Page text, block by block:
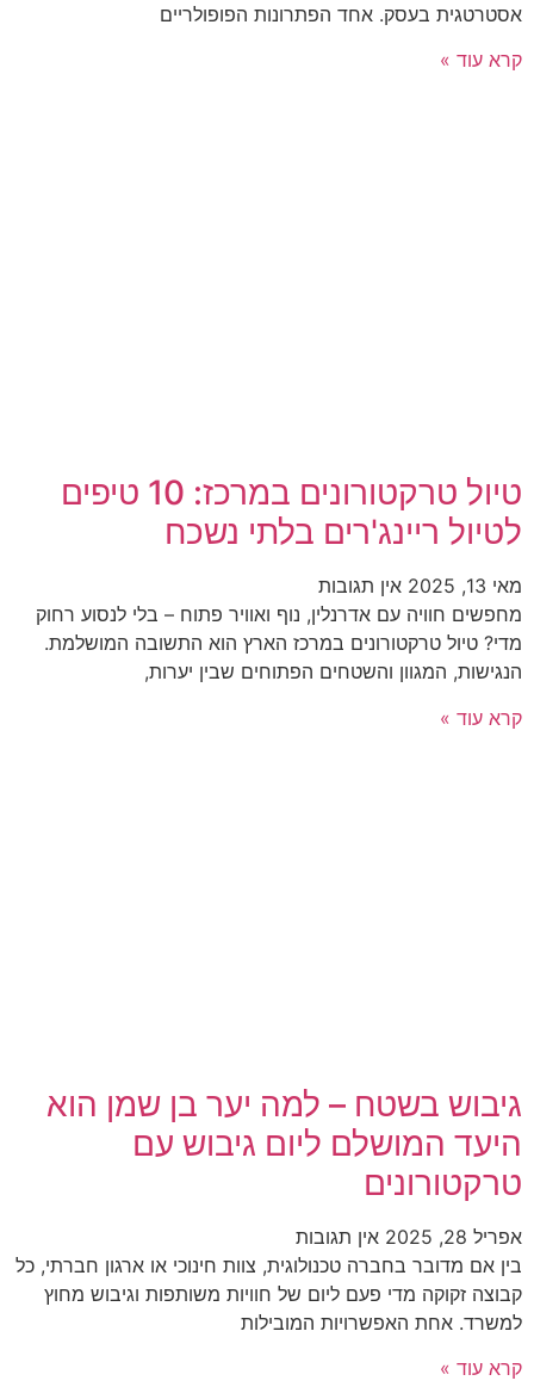
אסטרטגית בעסק. אחד הפתרונות הפופולריים
קרא עוד »
טיול טרקטורונים במרכז: 10 טיפים
לטיול ריינג'רים בלתי נשכח
מאי 13, 2025
אין תגובות
מחפשים חוויה עם אדרנלין, נוף ואוויר פתוח – בלי לנסוע רחוק
מדי? טיול טרקטורונים במרכז הארץ הוא התשובה המושלמת.
הנגישות, המגוון והשטחים הפתוחים שבין יערות,
קרא עוד »
גיבוש בשטח – למה יער בן שמן הוא
היעד המושלם ליום גיבוש עם
טרקטורונים
אפריל 28, 2025
אין תגובות
בין אם מדובר בחברה טכנולוגית, צוות חינוכי או ארגון חברתי, כל
קבוצה זקוקה מדי פעם ליום של חוויות משותפות וגיבוש מחוץ
למשרד. אחת האפשרויות המובילות
קרא עוד »